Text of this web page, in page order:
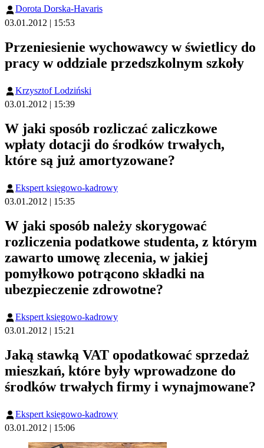
Dorota Dorska-Havaris
03.01.2012 | 15:53
Przeniesienie wychowawcy w świetlicy do
pracy w oddziale przedszkolnym szkoły
Krzysztof Lodziński
03.01.2012 | 15:39
W jaki sposób rozliczać zaliczkowe
wpłaty dotacji do środków trwałych,
które są już amortyzowane?
Ekspert księgowo-kadrowy
03.01.2012 | 15:35
W jaki sposób należy skorygować
rozliczenia podatkowe studenta, z którym
zawarto umowę zlecenia, w jakiej
pomyłkowo potrącono składki na
ubezpieczenie zdrowotne?
Ekspert księgowo-kadrowy
03.01.2012 | 15:21
Jaką stawką VAT opodatkować sprzedaż
mieszkań, które były wprowadzone do
środków trwałych firmy i wynajmowane?
Ekspert księgowo-kadrowy
03.01.2012 | 15:06